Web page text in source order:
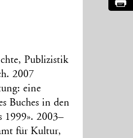
Publizistik
2007
eine
Buches in den
1999». 2003–
für Kultur,